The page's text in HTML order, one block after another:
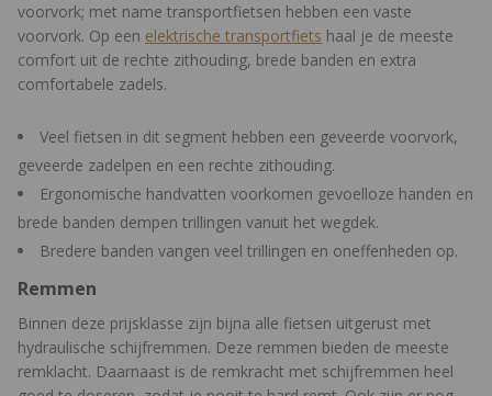
voorvork; met name transportfietsen hebben een vaste
voorvork. Op een elektrische transportfiets haal je de meeste
comfort uit de rechte zithouding, brede banden en extra
comfortabele zadels.
Veel fietsen in dit segment hebben een geveerde voorvork,
geveerde zadelpen en een rechte zithouding.
Ergonomische handvatten voorkomen gevoelloze handen en
brede banden dempen trillingen vanuit het wegdek.
Bredere banden vangen veel trillingen en oneffenheden op.
Remmen
Binnen deze prijsklasse zijn bijna alle fietsen uitgerust met
hydraulische schijfremmen. Deze remmen bieden de meeste
remklacht. Daarnaast is de remkracht met schijfremmen heel